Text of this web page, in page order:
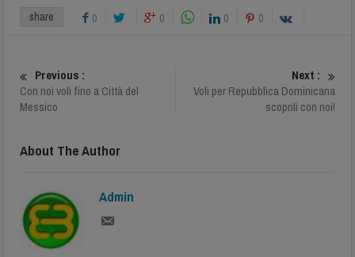
share 0 0 0 0
Previous :
Con noi voli fino a Città del
Messico
Next :
Voli per Repubblica Dominicana
scoprili con noi!
About The Author
Admin